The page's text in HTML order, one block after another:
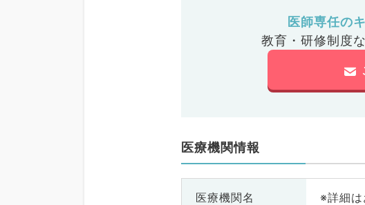
医師専任の
教育・研修制度
医療機関情報
医療機関名 ※詳細